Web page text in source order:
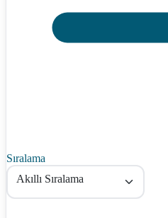
Sıralama
Akıllı Sıralama